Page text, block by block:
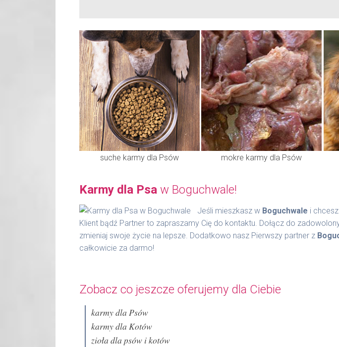
suche karmy dla Psów mokre karmy dla Psów
Karmy dla Psa w Boguchwale!
Jeśli mieszkasz w Boguchwale i
Klient bądź Partner to zapraszamy Cię do kontaktu. Dołącz do
zmieniaj swoje życie na lepsze. Dodatkowo nasz Pierwszy partner z
całkowicie za darmo!
Zobacz co jeszcze oferujemy dla Ciebie
karmy dla Psów
karmy dla Kotów
zioła dla psów i kotów